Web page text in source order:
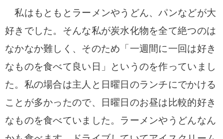
私はもともとラーメンやうどん、パンなどが大
好きでした。そんな私が炭水化物を全て絶つのは
なかなか難しく、そのため「一週間に一回は好き
なものを食べて良い日」というのを作っていまし
た。私の場合は主人と日曜日のランチにでかける
ことが多かったので、日曜日のお昼は比較的好き
なものを食べていました。ラーメンやうどんなん